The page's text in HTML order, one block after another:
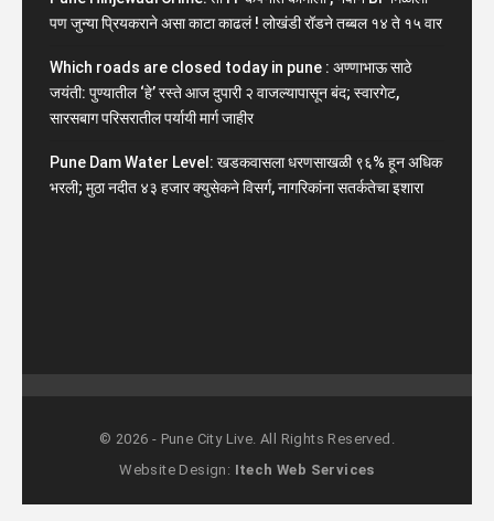
पण जुन्या प्रियकराने असा काटा काढलं ! लोखंडी रॉडने तब्बल १४ ते १५ वार
Which roads are closed today in pune : अण्णाभाऊ साठे
जयंती: पुण्यातील ‘हे’ रस्ते आज दुपारी २ वाजल्यापासून बंद; स्वारगेट,
सारसबाग परिसरातील पर्यायी मार्ग जाहीर
Pune Dam Water Level: खडकवासला धरणसाखळी ९६% हून अधिक
भरली; मुठा नदीत ४३ हजार क्युसेकने विसर्ग, नागरिकांना सतर्कतेचा इशारा
© 2026 - Pune City Live. All Rights Reserved.
Website Design: Itech Web Services